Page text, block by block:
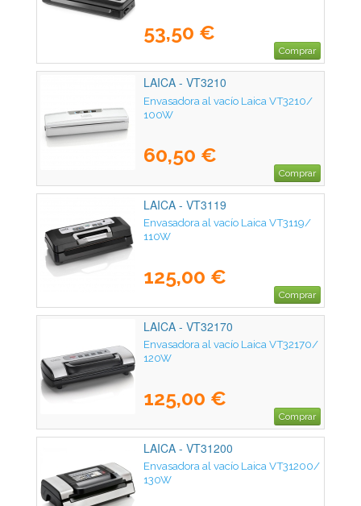
53,50 €
Comprar
LAICA - VT3210
Envasadora al vacío Laica VT3210/
100W
60,50 €
Comprar
LAICA - VT3119
Envasadora al vacío Laica VT3119/
110W
125,00 €
Comprar
LAICA - VT32170
Envasadora al vacío Laica VT32170/
120W
125,00 €
Comprar
LAICA - VT31200
Envasadora al vacío Laica VT31200/
130W